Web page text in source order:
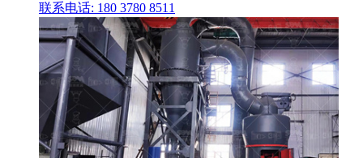
联系电话: 180 3780 8511